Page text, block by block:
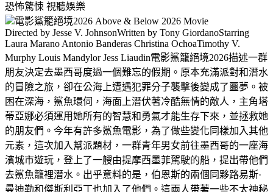
恐怖驚悚 視聽娛樂
電影鯊籠絕境2026 Above & Below 2026 Movie
Directed by Jesse V. JohnsonWritten by Tony GiordanoStarring
Laura Marano Antonio Banderas Christina OchoaTimothy V.
Murphy Louis Mandylor Jess Liaudin電影鯊籠絕境2026描述一群
朋友決定去墨西哥度過一個難忘的假期。原本充滿派對和潛水
的冒險之旅，卻在公海上遭遇犯罪分子襲擊後變成了噩夢。被
困在深海，鯊魚環伺，海面上潛伏著冷酷無情的敵人，主角塔
蒂亞娜必須運用她所有的智慧和勇氣才能生存下來，並拯救她
的朋友們。今年有許多鯊魚電影，為了做些變化同樣加入其他
元素，這次加入幫派題材，一群青年男女前往墨西哥的一座海
濱城市遊玩，登上了一艘由提摩西墨菲駕駛的船，提出帶他們
去鯊魚籠裡潛水。出乎意料的是，伯恩斯的兩個同夥路易斯·
曼迪勒和傑斯利亞丁也加入了他們。這兩人帶著一些不太神秘